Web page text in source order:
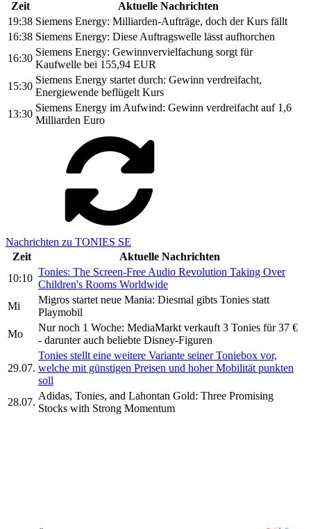
Zeit
Aktuelle Nachrichten
19:38 Siemens Energy: Milliarden-Aufträge, doch der Kurs fällt
16:38 Siemens Energy: Diese Auftragswelle lässt aufhorchen
16:30
Siemens Energy: Gewinnvervielfachung sorgt für
Kaufwelle bei 155,94 EUR
15:30
Siemens Energy startet durch: Gewinn verdreifacht,
Energiewende beflügelt Kurs
13:30
Siemens Energy im Aufwind: Gewinn verdreifacht auf 1,6
Milliarden Euro
Nachrichten zu TONIES SE
Zeit
Aktuelle Nachrichten
10:10
Tonies: The Screen-Free Audio Revolution Taking Over
Children's Rooms Worldwide
Mi
Migros startet neue Mania: Diesmal gibts Tonies statt
Playmobil
Mo
Nur noch 1 Woche: MediaMarkt verkauft 3 Tonies für 37 €
- darunter auch beliebte Disney-Figuren
29.07.
Tonies stellt eine weitere Variante seiner Toniebox vor,
welche mit günstigen Preisen und hoher Mobilität punkten
soll
28.07.
Adidas, Tonies, and Lahontan Gold: Three Promising
Stocks with Strong Momentum